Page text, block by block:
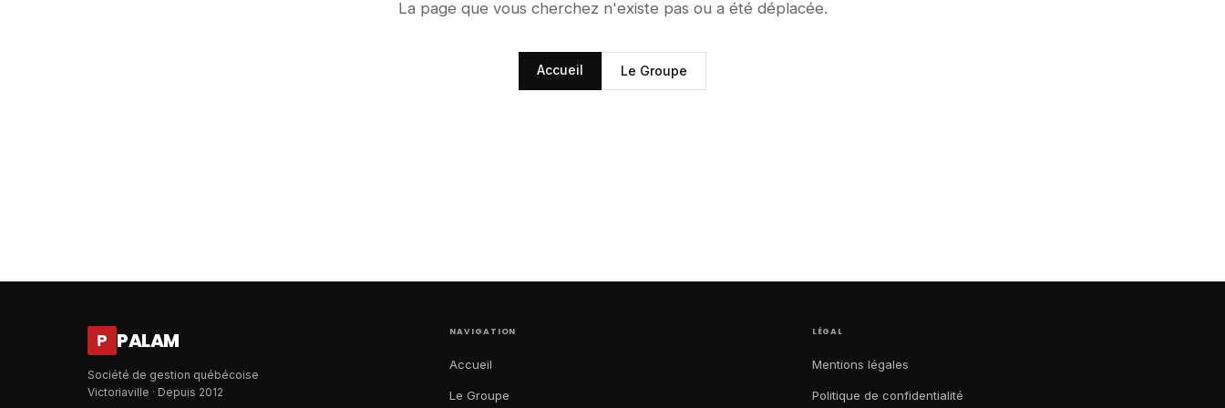
La page que vous cherchez n'existe pas ou a été déplacée.
Accueil Le Groupe
P PALAM
Société de gestion québécoise
Victoriaville · Depuis 2012
NAVIGATION
Accueil
Le Groupe
LÉGAL
Mentions légales
Politique de confidentialité